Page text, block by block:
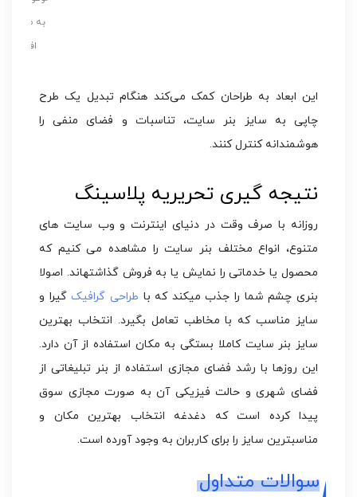
به صورت
افقی
این ابعاد به طراحان کمک می‌کند هنگام تبدیل یک طرح
چاپی به سایز بنر سایت، تناسبات و فضای منفی را
هوشمندانه کنترل کنند.
نتیجه گیری تحریریه پلاسینگ
روزانه با صرف وقت در دنیای اینترنت و وب سایت های
متنوع، انواع مختلف بنر سایت را مشاهده می کنیم که
محصول یا خدماتی را نمایش یا به فروش گذاشته‎اند. اصولا
بنری چشم شما را جذب می‎کند که با
طراحی گرافیکگیرا و
سایز مناسب که با مخاطب تعامل بگیرد. انتخاب بهترین
سایز بنر سایت کاملا بستگی به مکان استفاده از آن دارد.
این روزها با رشد فضای مجازی استفاده از بنر تبلیغاتی از
فضای شهری و حالت فیزیکی آن به صورت مجازی سوق
پیدا کرده است که دغدغه انتخاب بهترین مکان و
مناسب‎ترین سایز را برای کاربران به وجود آورده است.
سوالات متداول